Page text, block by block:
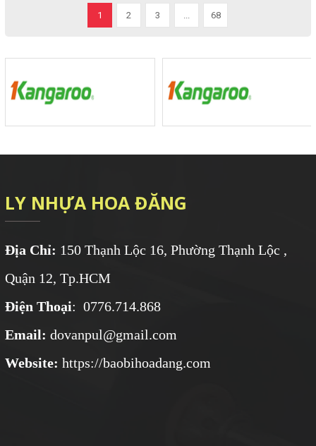
1 2 3 ... 68
LY NHỰA HOA ĐĂNG
Địa Chỉ: 150 Thạnh Lộc 16, Phường Thạnh Lộc ,
Quận 12, Tp.HCM
Điện Thoại: 0776.714.868
Email: dovanpul@gmail.com
Website: https://baobihoadang.com